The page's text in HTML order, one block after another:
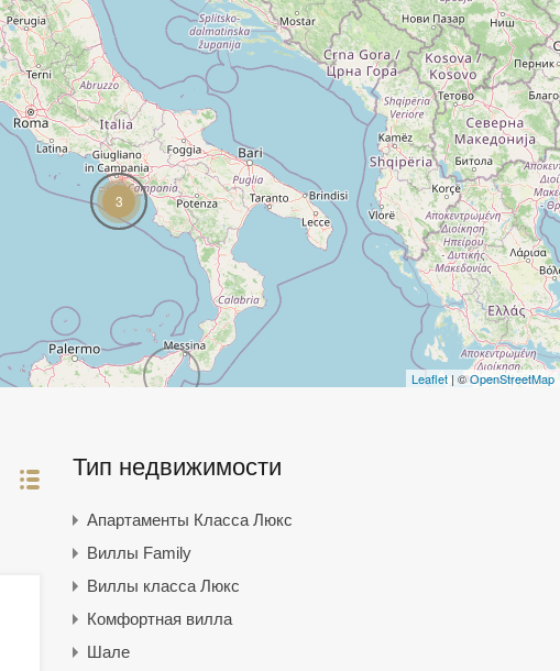
3
Leaflet | ©OpenStreetMap
Тип недвижимости
Апартаменты Класса Люкс
Виллы Family
Виллы класса Люкс
Комфортная вилла
Шале